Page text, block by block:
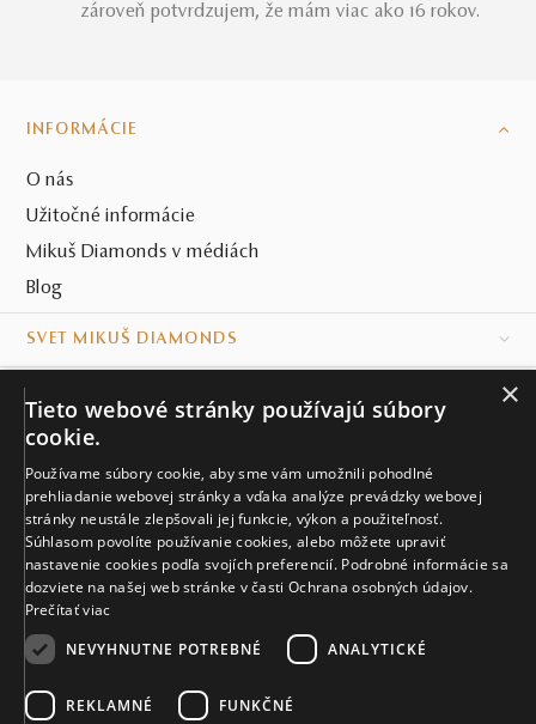
zároveň potvrdzujem, že mám viac ako 16 rokov.
INFORMÁCIE
O nás
Užitočné informácie
Mikuš Diamonds v médiách
Blog
SVET MIKUŠ DIAMONDS
KONTAKT
Naše klenotníctva
Sídlo spoločnosti
© MIKUŠ DIAMONDS, A.S. 2026. VŠETKY PRÁVA VYHRADENÉ.
×
Tieto webové stránky používajú súbory
cookie.
Používame súbory cookie, aby sme vám umožnili pohodlné
prehliadanie webovej stránky a vďaka analýze prevádzky webovej
stránky neustále zlepšovali jej funkcie, výkon a použiteľnosť.
Súhlasom povolíte používanie cookies, alebo môžete upraviť
nastavenie cookies podľa svojích preferencií. Podrobné informácie sa
dozviete na našej web stránke v časti Ochrana osobných údajov.
Prečítať viac
NEVYHNUTNE POTREBNÉ
ANALYTICKÉ
REKLAMNÉ FUNKČNÉ